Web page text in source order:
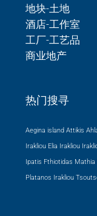
地块-土地
酒店-工作室
工厂-工艺品
商业地产
热门搜寻
Aegina island Attikis
Irakliou Elia Irakliou
Ipatis Fthiotidas Mathia
Platanos Irakliou